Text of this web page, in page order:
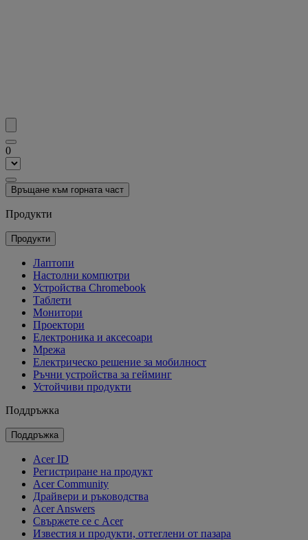
0
Връщане към горната част
Продукти
Продукти
Лаптопи
Настолни компютри
Устройства Chromebook
Таблети
Монитори
Проектори
Електроника и аксесоари
Мрежа
Електрическо решение за мобилност
Ръчни устройства за гейминг
Устойчиви продукти
Поддръжка
Поддръжка
Acer ID
Регистриране на продукт
Acer Community
Драйвери и ръководства
Acer Answers
Свържете се с Acer
Известия и продукти, оттеглени от пазара